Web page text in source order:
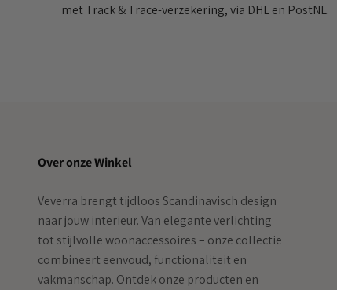
met Track & Trace-verzekering, via DHL en PostNL.
Over onze Winkel
Veverra brengt tijdloos Scandinavisch design
naar jouw interieur. Van elegante verlichting
tot stijlvolle woonaccessoires – onze collectie
combineert eenvoud, functionaliteit en
vakmanschap. Ontdek onze producten en